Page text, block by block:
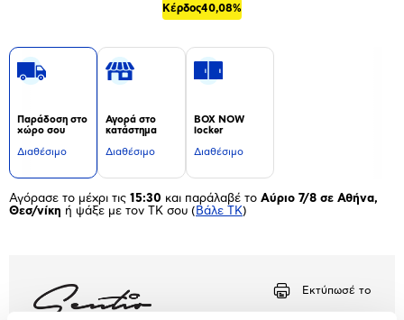
Κέρδος40,08%
Παράδοση στο
χώρο σου
Διαθέσιμο
Αγορά στο
κατάστημα
Διαθέσιμο
BOX NOW
locker
Διαθέσιμο
Αγόρασε το μέχρι τις 15:30 και παράλαβέ το Αύριο 7/8 σε Αθήνα,
Θεσ/νίκη ή ψάξε με τον ΤΚ σου ( Βάλε ΤΚ)
Εκτύπωσέ το